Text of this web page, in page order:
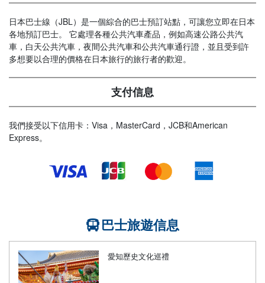
日本巴士線（JBL）是一個綜合的巴士預訂站點，可讓您立即在日本
各地預訂巴士。 它處理各種公共汽車產品，例如高速公路公共汽
車，白天公共汽車，夜間公共汽車和公共汽車通行證，並且受到許
多想要以合理的價格在日本旅行的旅行者的歡迎。
支付信息
我們接受以下信用卡：Visa，MasterCard，JCB和American
Express。
巴士旅遊信息
愛知歷史文化巡禮